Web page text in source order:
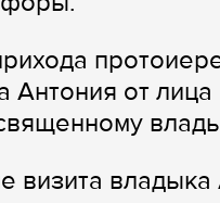
Антония от
визита